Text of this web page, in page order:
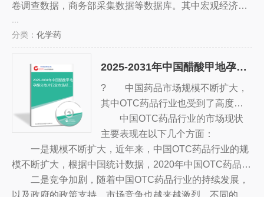
等，接着分析了普利类药物行业市场运行的现状，然后介
绍了普利类药物市场竞争格局。随后，报告对普利类药物
做了重点企业经营状况分析，最后分析了普利类药物行业
的了解或者想投资普利类药物行业，本报告是您不可或缺
的重要工具。
卷调查数据，商务部采集数据等数据库。其中宏观经济数
据主要来自国家统计局，部分行业统计数据主要来自国家
统计局及市场调研数据，企业数据主要来自于国统计局规
各类市场监测数据库。
分类： 化学药
2025-2031年中国醋酸甲地
孕酮分散片行业市场经营
2025-2031年中国醋酸甲地孕酮分散片行业市场经营管理及投资战略规划报告
? 中国药品市场规模不断扩大，
其中OTC药品行业也受到了高度重
视。随着消费者对健康和药品的日益
重视，以及新技术的不断发展，OT
C药品行业的发展也越来越迅速。
中国OTC药品行业的市场现状
主要表现在以下几个方面：
一是规模不断扩大，近年来，中国OTC药品行业的规
模不断扩大，根据中国统计数据，2020年中国OTC药品的
总销售额已达到3.5万亿元，比上一年增长近10%，同比增
长14.8%。
二是竞争加剧，随着中国OTC药品行业的持续发展，
以及政府的政策支持，市场竞争也越来越激烈，不同的企